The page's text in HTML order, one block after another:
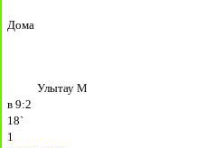
Дома
Улытау М
в 9:2
18`
1